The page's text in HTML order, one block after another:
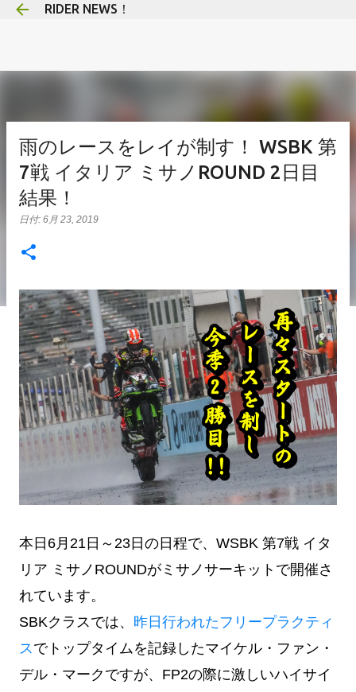
RIDER NEWS！
雨のレースをレイが制す！ WSBK 第
7戦 イタリア ミサノROUND 2日目
結果！
日付: 6月 23, 2019
本日6月21日～23日の日程で、WSBK 第7戦 イタ
リア ミサノROUNDがミサノサーキットで開催さ
れています。
SBKクラスでは、 昨日行われたフリープラクティ
スでトップタイムを記録したマイケル・ファン・
デル・マークですが、FP2の際に激しいハイサイ